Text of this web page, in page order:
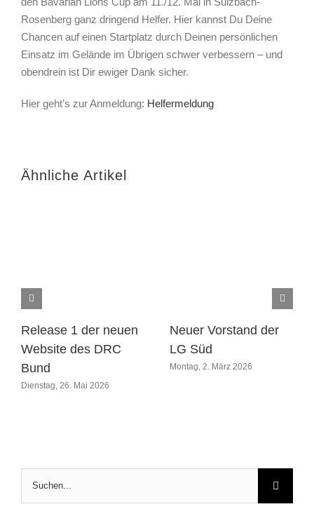
Rosenberg ganz dringend Helfer. Hier kannst Du Deine
Chancen auf einen Startplatz durch Deinen persönlichen
Einsatz im Gelände im Übrigen schwer verbessern – und
obendrein ist Dir ewiger Dank sicher.
Hier geht’s zur Anmeldung: Helfermeldung
Ähnliche Artikel
Release 1 der neuen
Website des DRC
Bund
Dienstag, 26. Mai 2026
Neuer Vorstand der
LG Süd
Montag, 2. März 2026